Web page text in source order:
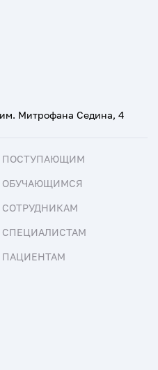
Митрофана Седина, 4
ПОСТУПАЮЩИМ
ОБУЧАЮЩИМСЯ
СОТРУДНИКАМ
СПЕЦИАЛИСТАМ
ПАЦИЕНТАМ